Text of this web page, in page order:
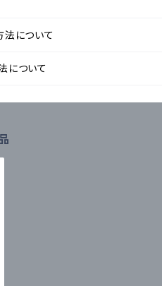
法について
について